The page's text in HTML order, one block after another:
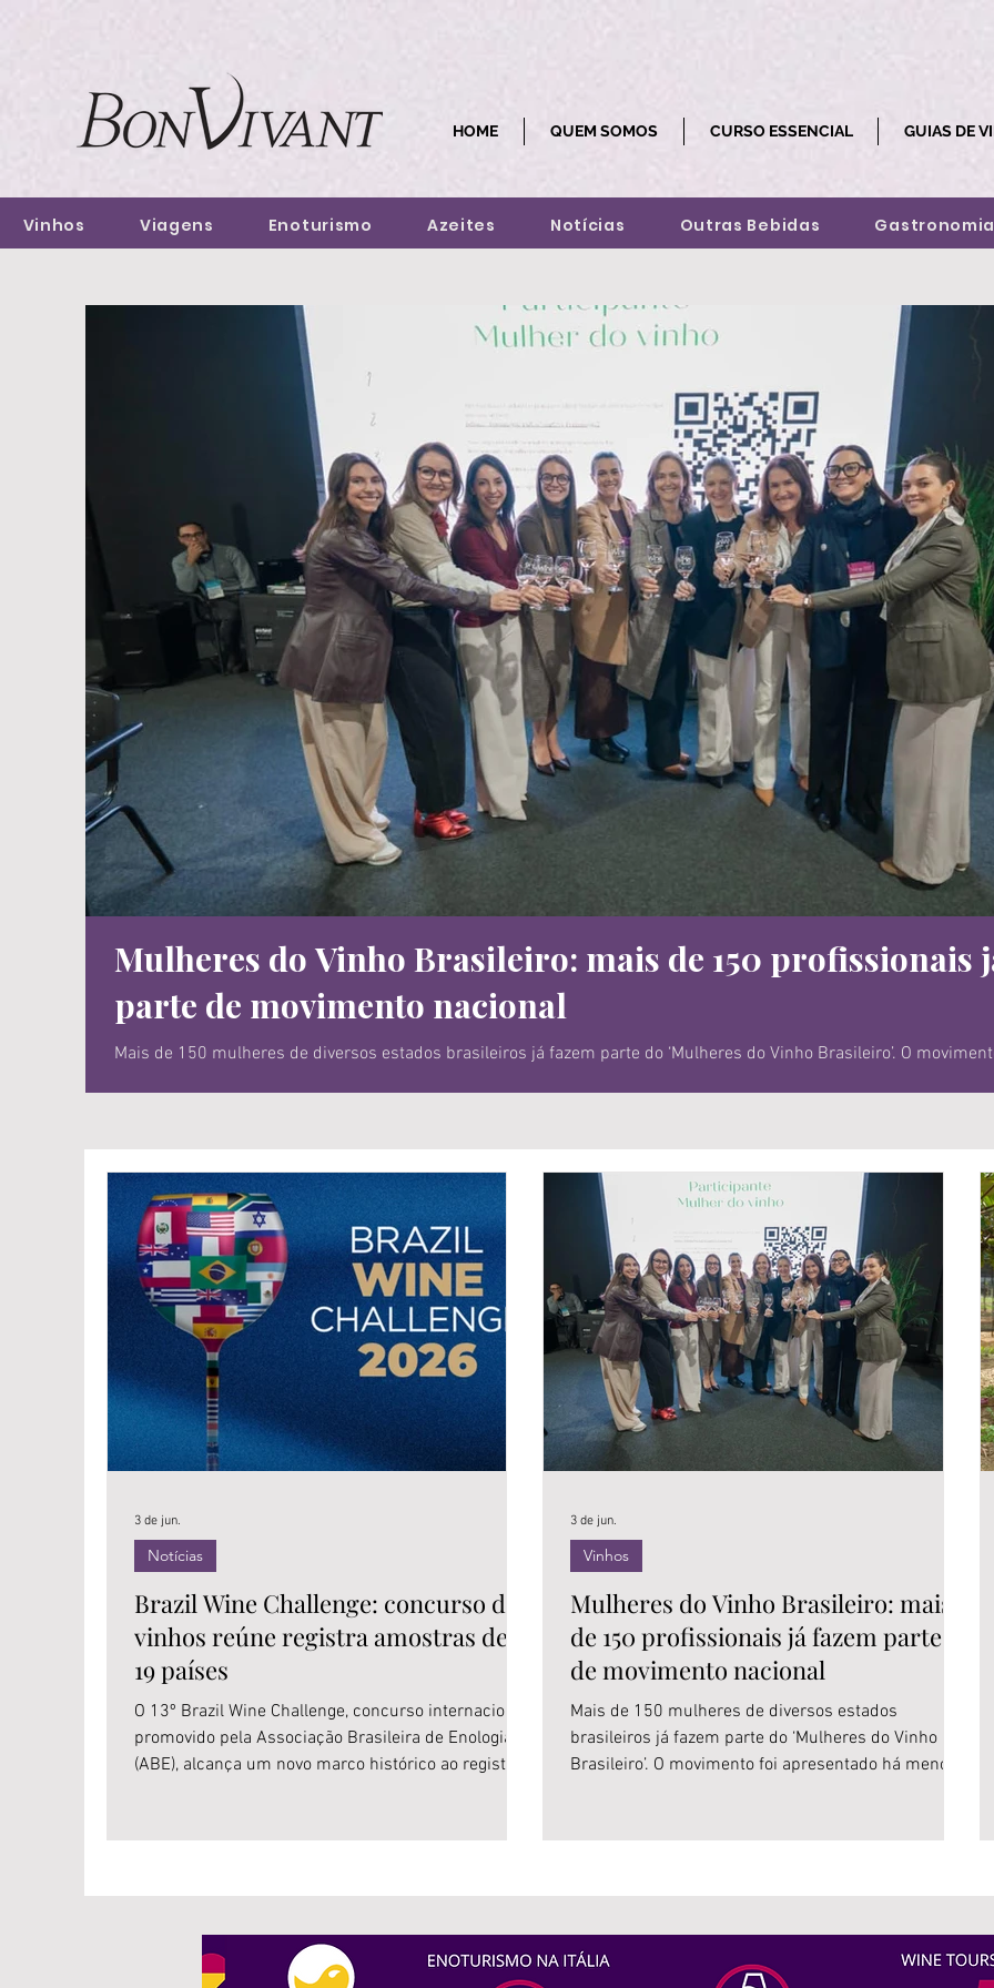
HOME QUEM SOMOS CURSO ESSENCIAL GUIAS DE
Vinhos Viagens Enoturismo Azeites Notícias Outras Bebidas Gastronomia
Mulheres do Vinho Brasileiro: mais de 150 profissionais
parte de movimento nacional
Mais de 150 mulheres de diversos estados brasileiros já fazem parte do ‘Mulheres do Vinho Brasileiro’. O movimento foi apresentado há
menos de um mês durante a realização da Wine South America, em Bento Gonçalves (foto). O objetivo do grupo,
Brazil Wine Challenge: concurso de
vinhos reúne registra amostras de
19 países
O 13º Brazil Wine Challenge, concurso internacional
promovido pela Associação Brasileira de Enologia
(ABE), alcança um novo marco histórico ao registrar
a trajetória de crescimento contínuo do evento, que
edição e reforçando seu posicionamento entre os
Américas. Único concurso realizado no Brasil com
Notícias
3 de jun.
Mulheres do Vinho Brasileiro: mais
de 150 profissionais já fazem parte
de movimento nacional
Mais de 150 mulheres de diversos estados
brasileiros já fazem parte do ‘Mulheres do Vinho
Brasileiro’. O movimento foi apresentado há menos
grupo, sem fins lucrativos, é ampliar o acesso à
meio de cursos, certificações, experiências práticas
estruturado em diferentes frentes de atu
Vinhos
3 de jun.